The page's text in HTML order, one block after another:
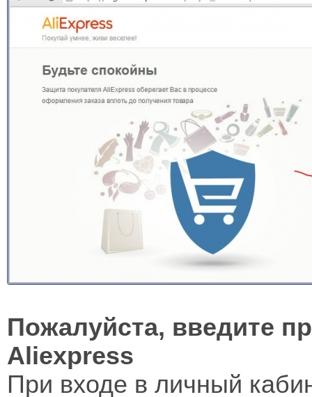
Пожалуйста, введите
Aliexpress
При входе в личный